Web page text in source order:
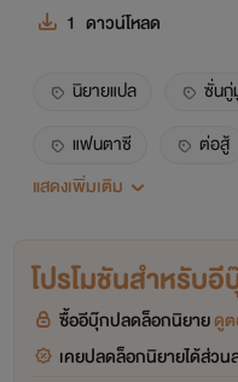
1 ดาวน์โหลด
นิยายแปล ซั่นกู่
แฟนตาซี
ต่อสู้
อูหลิงอวี่
แสดงเพิ่มเติม
โปรโมชันสำหรับอี
ซื้ออีบุ๊กปลดล็อกนิยายดู
เคยปลดล็อกนิยายได้ส่ว